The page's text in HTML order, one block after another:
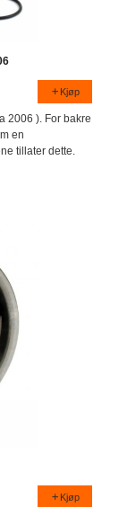
Kjøp
2006 ). For bakre
en
tillater dette.
Kjøp